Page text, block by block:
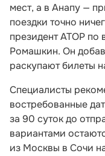
мест, а в Анапу —
поездки точно
президент АТОР по
Ромашкин. Он
раскупают билеты
Специалисты
востребованные
за 90 суток до
вариантами
из Москвы в Сочи